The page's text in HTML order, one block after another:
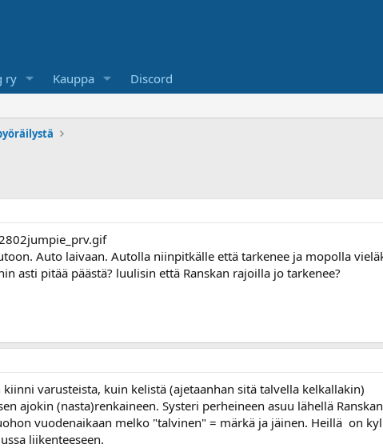
ry Kauppa Discord
Auto laivaan. Autolla niinpitkälle että tarkenee ja mopolla
asti pitää päästä? luulisin että Ranskan rajoilla jo tarkenee?
varusteista, kuin kelistä (ajetaanhan sitä talvella kelkallakin)
ajokin (nasta)renkaineen. Systeri perheineen asuu lähellä
vuodenaikaan melko "talvinen" = märkä ja jäinen. Heillä on
liikenteeseen.